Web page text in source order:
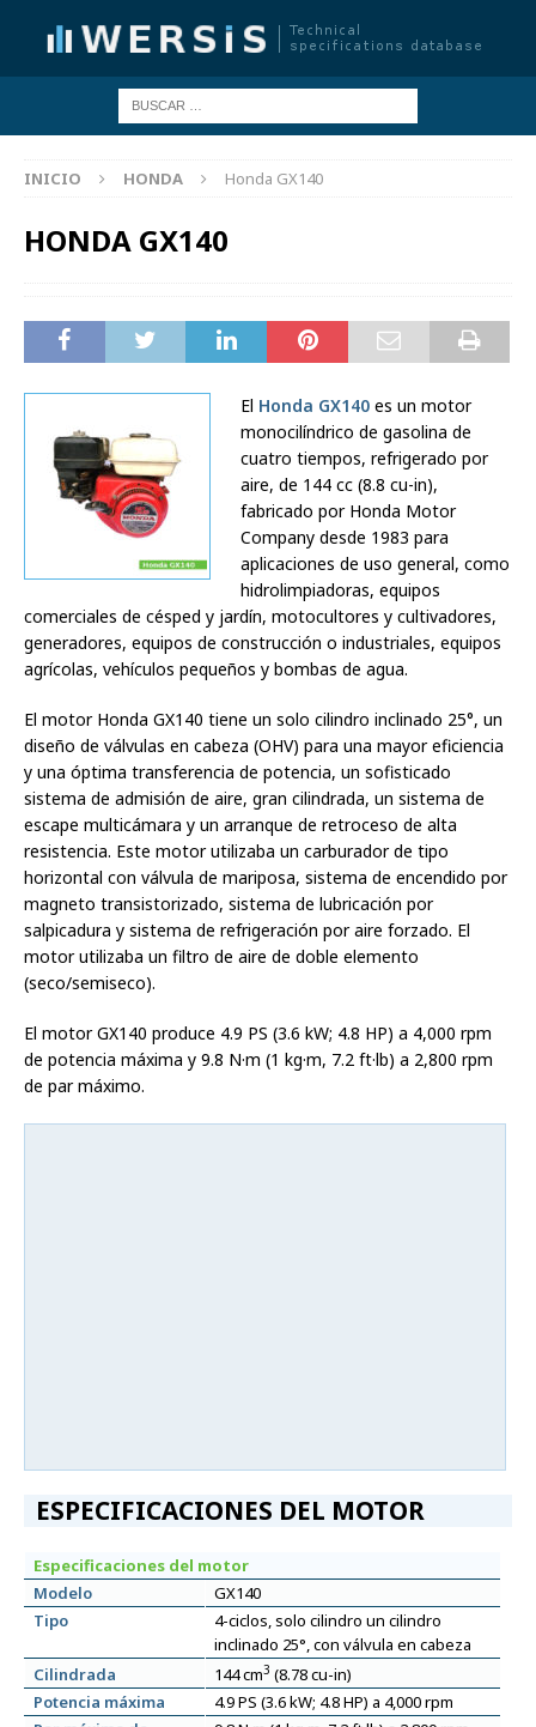
INICIO HONDA Honda GX140
HONDA GX140
El Honda GX140 es un motor
monocilíndrico de gasolina de
cuatro tiempos, refrigerado por
aire, de 144 cc (8.8 cu-in),
fabricado por Honda Motor
Company desde 1983 para
aplicaciones de uso general, como
hidrolimpiadoras, equipos
comerciales de césped y jardín, motocultores y cultivadores,
generadores, equipos de construcción o industriales, equipos
agrícolas, vehículos pequeños y bombas de agua.
El motor Honda GX140 tiene un solo cilindro inclinado 25°, un
diseño de válvulas en cabeza (OHV) para una mayor eficiencia
y una óptima transferencia de potencia, un sofisticado
sistema de admisión de aire, gran cilindrada, un sistema de
escape multicámara y un arranque de retroceso de alta
resistencia. Este motor utilizaba un carburador de tipo
horizontal con válvula de mariposa, sistema de encendido por
magneto transistorizado, sistema de lubricación por
salpicadura y sistema de refrigeración por aire forzado. El
motor utilizaba un filtro de aire de doble elemento
(seco/semiseco).
El motor GX140 produce 4.9 PS (3.6 kW; 4.8 HP) a 4,000 rpm
de potencia máxima y 9.8 N·m (1 kg·m, 7.2 ft·lb) a 2,800 rpm
de par máximo.
ESPECIFICACIONES DEL MOTOR
Especificaciones del motor
Modelo
GX140
Tipo
4-ciclos, solo cilindro un cilindro
inclinado 25°, con válvula en cabeza
Cilindrada
144 cm3 (8.78 cu-in)
Potencia máxima
4.9 PS (3.6 kW; 4.8 HP) a 4,000 rpm